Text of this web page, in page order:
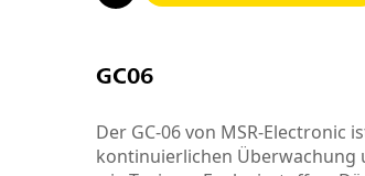
GC06
Der GC-06 von MSR-
kontinuierlichen Überwachung